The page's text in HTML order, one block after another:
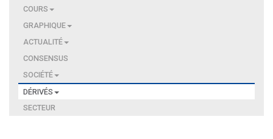
COURS
GRAPHIQUE
ACTUALITÉ
CONSENSUS
SOCIÉTÉ
DÉRIVÉS
SECTEUR